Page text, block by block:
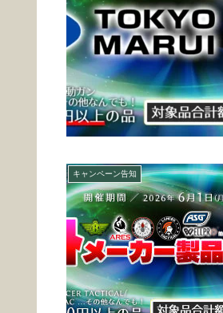
キャンペーン告知